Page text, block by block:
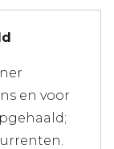
en voor